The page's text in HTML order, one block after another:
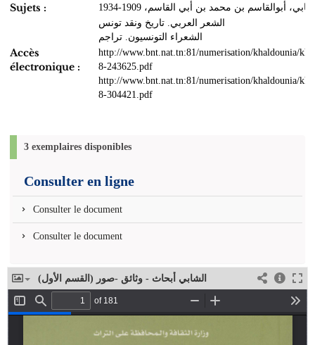
Sujets :
أبوالقاسم بن محمد بن أبي القاسم، 1909-1934
الشعر العربي. تاريخ ونقد تونس
الشعراء التونسيون. تراجم
Accès
électronique :
http://www.bnt.nat.tn:81/numerisation/khaldounia/
8-243625.pdf
http://www.bnt.nat.tn:81/numerisation/khaldounia/
8-304421.pdf
3 exemplaires disponibles
Consulter en ligne
Consulter le document
Consulter le document
الشابي أبحاث - وثائق -صور (القسم الأول)